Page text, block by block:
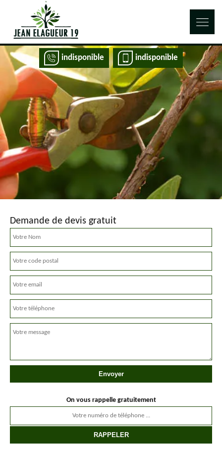
indisponible indisponible
Demande de devis gratuit
On vous rappelle gratuitement